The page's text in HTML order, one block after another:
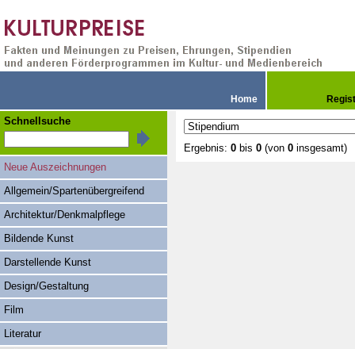
Home
Ergebnis: 0 bis 0 (von 0 insgesamt)
Schnellsuche
Neue Auszeichnungen
Allgemein/Spartenübergreifend
Architektur/Denkmalpflege
Bildende Kunst
Darstellende Kunst
Design/Gestaltung
Film
Literatur